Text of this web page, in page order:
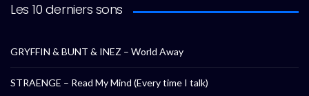
Les 10 derniers sons
GRYFFIN & BUNT & INEZ – World Away
STRAENGE – Read My Mind (Every time I talk)